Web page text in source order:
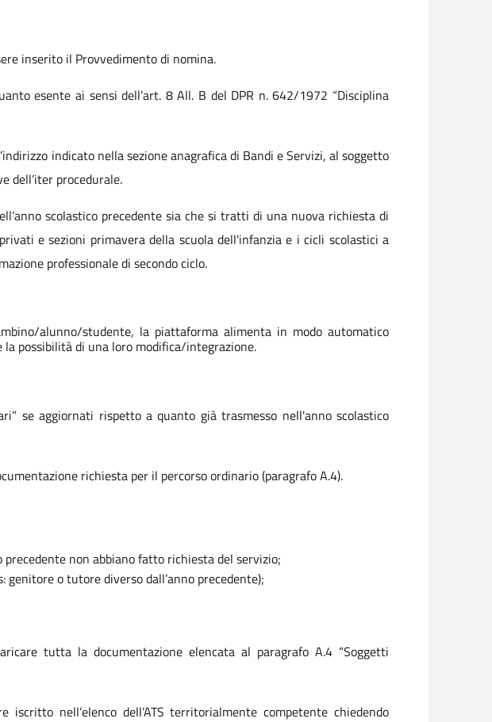
inserito il Provvedimento di nomina.
esente ai sensi dell’art. 8 All. B del DPR n. 642/1972 “Disciplina
indicato nella sezione anagrafica di Bandi e Servizi, al soggetto
dell’iter procedurale.
scolastico precedente sia che si tratti di una nuova richiesta di
e sezioni primavera della scuola dell'infanzia e i cicli scolastici a
professionale di secondo ciclo.
alunno/studente, la piattaforma alimenta in modo automatico
la possibilità di una loro modifica/integrazione.
se aggiornati rispetto a quanto già trasmesso nell'anno scolastico
richiesta per il percorso ordinario (paragrafo A.4).
non abbiano fatto richiesta del servizio;
genitore o tutore diverso dall’anno precedente);
tutta la documentazione elencata al paragrafo A.4 “Soggetti
nell’elenco dell’ATS territorialmente competente chiedendo